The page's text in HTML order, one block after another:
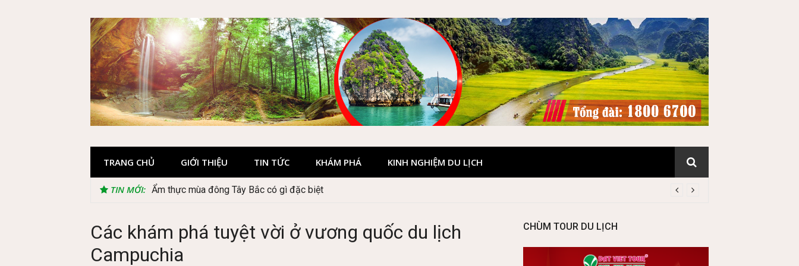
TRANG CHỦ GIỚI THIỆU TIN TỨC KHÁM PHÁ KINH NGHIỆM DU LỊCH
TIN MỚI: Lễ 2/9 có phải mùa du lịch Hà Giang đẹp không?
Các khám phá tuyệt vời ở vương quốc du lịch
Campuchia
CHÙM TOUR DU LỊCH